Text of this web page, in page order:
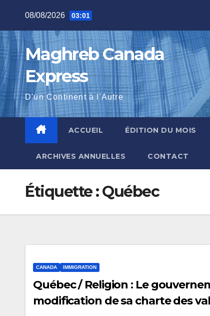
content
08/08/2026 03:01
Maghreb Canada
Express
D'un Continent à l'Autre
ACCUEIL ÉDITION DU MOIS
ARCHIVES ANNUELLES CONTACT
Étiquette :Québec
CANADA IMMIGRATION
Québec / Religion : Le
modification de sa charte des